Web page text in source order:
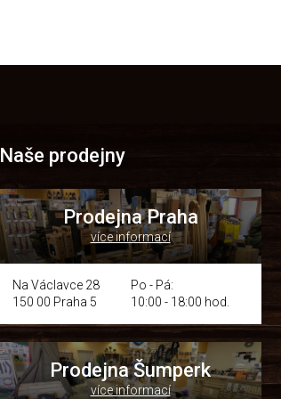
Naše prodejny
Prodejna Praha
více informací
Na Václavce 28
150 00 Praha 5
Po - Pá:
10:00 - 18:00 hod.
Prodejna Šumperk
více informací